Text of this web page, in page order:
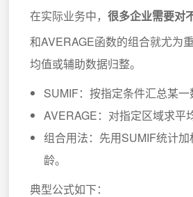
在实际业务中， 很多企业需要对
和AVERAGE函数的组合就尤为
均值或辅助数据归整。
SUMIF：按指定条件汇总某
AVERAGE：对指定区域求平
组合用法：先用SUMIF统计
龄。
典型公式如下：